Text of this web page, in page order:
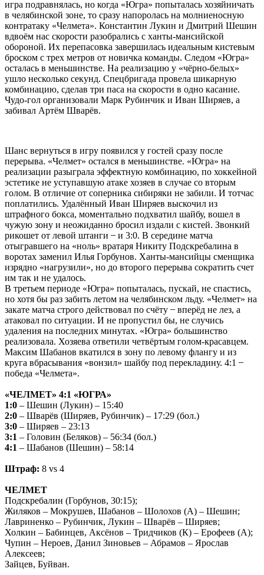
игра подравнялась, но когда «Югра» попыталась хозяйничать
в челябинской зоне, то сразу напоролась на молниеносную
контратаку «Челмета». Константин Лукин и Дмитрий Шешин
вдвоём нас скорости разобрались с ханты-мансийской
обороной. Их перепасовка завершилась идеальным кистевым
броском с трех метров от новичка команды. Следом «Югра»
осталась в меньшинстве. На реализацию у «чёрно-белых»
ушло несколько секунд. Спецбригада провела шикарную
комбинацию, сделав три паса на скорости в одно касание.
Чудо-гол организовали Марк Рубинчик и Иван Ширяев, а
забивал Артём Шварёв.
Шанс вернуться в игру появился у гостей сразу после
перерыва. «Челмет» остался в меньшинстве. «Югра» на
реализации разыграла эффектную комбинацию, по хоккейной
эстетике не уступавшую атаке хозяев в случае со вторым
голом. В отличие от соперника сибиряки не забили. И тотчас
поплатились. Удалённый Иван Ширяев выскочил из
штрафного бокса, моментально подхватил шайбу, вошел в
чужую зону и неожиданно бросил издали с кистей. Звонкий
рикошет от левой штанги ̶ и 3:0. В середине матча
отыгравшего на «ноль» вратаря Никиту Подскребалина в
воротах заменил Илья Горбунов. Ханты-мансийцы сменщика
изрядно «нагрузили», но до второго перерыва сократить счет
им так и не удалось.
В третьем периоде «Югра» попыталась, пускай, не спастись,
но хотя бы раз забить летом на челябинском льду. «Челмет» на
закате матча строго действовал по счёту ̶ вперёд не лез, а
атаковал по ситуации. И не пропустил бы, не случись
удаления на последних минутах. «Югра» большинство
реализовала. Хозяева ответили четвёртым голом-красавцем.
Максим Шабанов вкатился в зону по левому флангу и из
круга вбрасывания «вонзил» шайбу под перекладину. 4:1 ̶
победа «Челмета».
«ЧЕЛМЕТ» 4:1 «ЮГРА»
1:0 – Шешин (Лукин) – 15:40
2:0 – Шварёв (Ширяев, Рубинчик) – 17:29 (бол.)
3:0 – Ширяев – 23:13
3:1 – Головин (Беляков) – 56:34 (бол.)
4:1 – Шабанов (Шешин) – 58:14
Штраф: 8 vs 4
ЧЕЛМЕТ
Подскребалин (Горбунов, 30:15);
Жиляков – Мокрушев, Шабанов – Шолохов (А) – Шешин;
Лавриненко – Рубинчик, Лукин – Шварёв – Ширяев;
Холкин – Бабинцев, Аксёнов – Тридчиков (К) – Ерофеев (А);
Чупин – Нероев, Данил Зиновьев – Абрамов – Ярослав
Алексеев;
Зайцев, Буйван.